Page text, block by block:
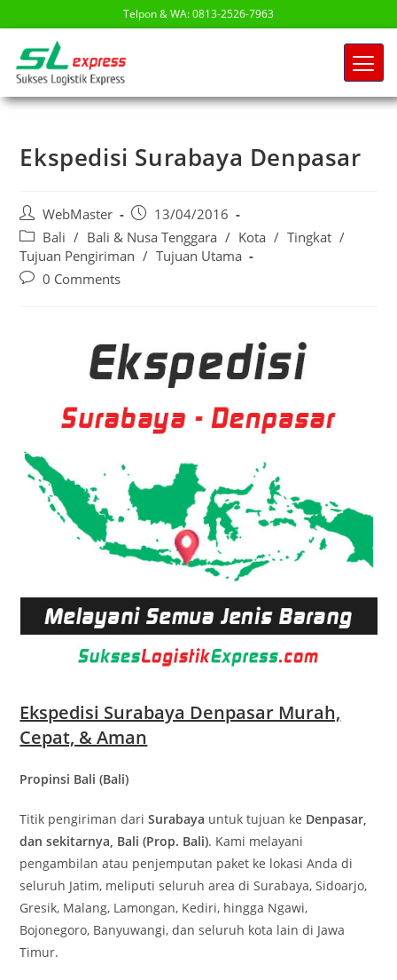
Telpon & WA: 0813-2526-7963
Ekspedisi Surabaya Denpasar
WebMaster
13/04/2016
Bali / Bali & Nusa Tenggara / Kota / Tingkat /
Tujuan Pengiriman / Tujuan Utama
0 Comments
Ekspedisi Surabaya Denpasar Murah,
Cepat, & Aman
Propinsi Bali (Bali)
Titik pengiriman dariSurabaya untuk tujuan ke Denpasar,
dan sekitarnya, Bali (Prop. Bali). Kami melayani
pengambilan atau penjemputan paket ke lokasi Anda di
seluruh Jatim, meliputi seluruh area di Surabaya, Sidoarjo,
Gresik, Malang, Lamongan, Kediri, hingga Ngawi,
Bojonegoro, Banyuwangi, dan seluruh kota lain di Jawa
Timur.